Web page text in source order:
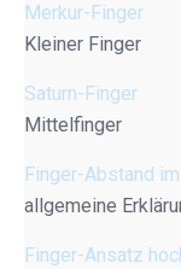
Merkur-Finger
Kleiner Finger
Saturn-Finger
Mittelfinger
Finger-Abstand
allgemeine
Finger-Ansatz